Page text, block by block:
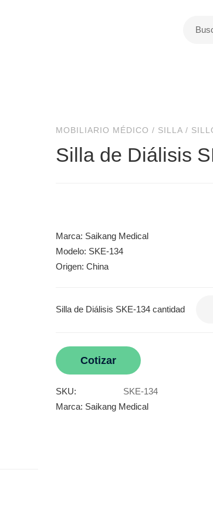
MOBILIARIO MÉDICO / SILLA /
Silla de Diálisis
Marca: Saikang Medical
Modelo: SKE-134
Origen: China
Silla de Diálisis SKE-134 cantidad
Cotizar
SKU:
SKE-134
Marca: Saikang Medical